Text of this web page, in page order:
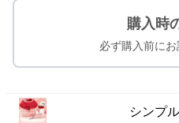
購入時
必ず購入前にお
シンプ